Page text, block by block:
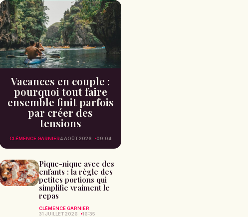
Vacances en couple :
pourquoi tout faire
ensemble finit parfois
par créer des
tensions
CLÉMENCE GARNIER4 AOÛT 2026 09:04
Pique-nique avec des
enfants : la règle des
petites portions qui
simplifie vraiment le
repas
CLÉMENCE GARNIER
31 JUILLET 2026
16:35